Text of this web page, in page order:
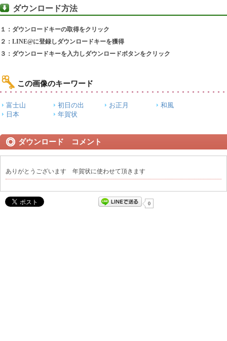
ダウンロード方法
１：ダウンロードキーの取得をクリック
２：LINE@に登録しダウンロードキーを獲得
３：ダウンロードキーを入力しダウンロードボタンをクリック
この画像のキーワード
富士山 初日の出 お正月
和風
日本
年賀状
ダウンロード コメント
ありがとうございます 年賀状に使わせて頂きます
0